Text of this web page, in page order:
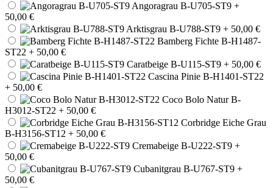
Angoragrau B-U705-ST9 +
50,00 €
Arktisgrau B-U788-ST9 + 50,00 €
Bamberg Fichte B-H1487-
ST22 + 50,00 €
Caratbeige B-U115-ST9 + 50,00 €
Cascina Pinie B-H1401-ST22
+ 50,00 €
Coco Bolo Natur B-
H3012-ST22 + 50,00 €
Corbridge Eiche Grau
B-H3156-ST12 + 50,00 €
Cremabeige B-U222-ST9 +
50,00 €
Cubanitgrau B-U767-ST9 +
50,00 €